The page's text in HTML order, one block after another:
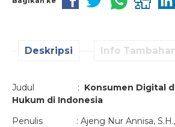
Deskripsi Info
Judul : Konsumen Digital
Hukum di Indonesia
Penulis : Ajeng Nur Annisa, S.H.,